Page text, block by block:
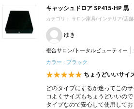
キャッシュドロア SP415-HP 黒
カテゴリ： サロン家具/インテリア/店
ゆき
複合サロン/トータルビューティー
カラー : ブラック
ちょうどいいサイ
どのタイプにするか迷ってこの
コよくサイズもちょうどいいの
タイプなので安心して使用して